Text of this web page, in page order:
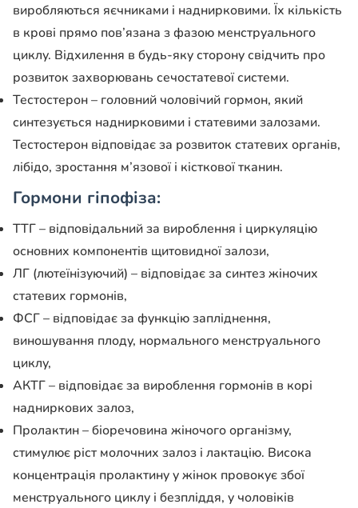
виробляються яєчниками і наднирковими. Їх кількість
в крові прямо пов’язана з фазою менструального
циклу. Відхилення в будь-яку сторону свідчить про
розвиток захворювань сечостатевої системи.
Тестостерон – головний чоловічий гормон, який
синтезується наднирковими і статевими залозами.
Тестостерон відповідає за розвиток статевих органів,
лібідо, зростання м’язової і кісткової тканин.
Гормони гіпофіза:
ТТГ – відповідальний за вироблення і циркуляцію
основних компонентів щитовидної залози,
ЛГ (лютеїнізуючий) – відповідає за синтез жіночих
статевих гормонів,
ФСГ – відповідає за функцію запліднення,
виношування плоду, нормального менструального
циклу,
АКТГ – відповідає за вироблення гормонів в корі
надниркових залоз,
Пролактин – біоречовина жіночого організму,
стимулює ріст молочних залоз і лактацію. Висока
концентрація пролактину у жінок провокує збої
менструального циклу і безпліддя, у чоловіків